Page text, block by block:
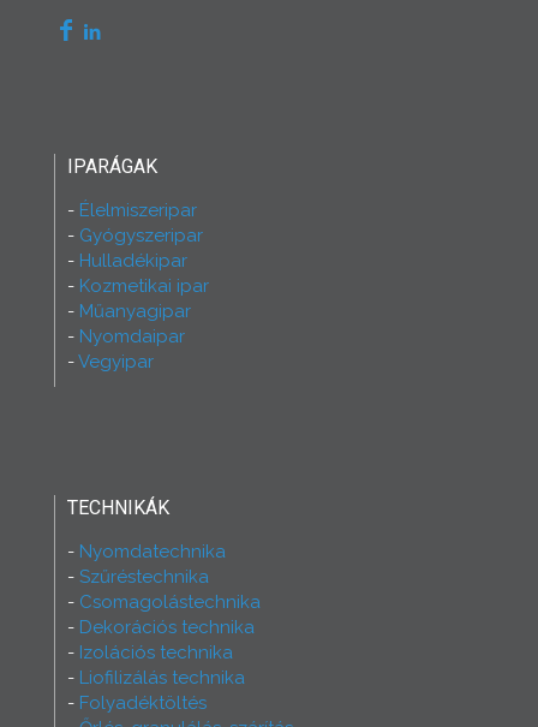
IPARÁGAK
Élelmiszeripar
Gyógyszeripar
Hulladékipar
Kozmetikai ipar
Műanyagipar
Nyomdaipar
Vegyipar
TECHNIKÁK
Nyomdatechnika
Szűréstechnika
Csomagolástechnika
Dekorációs technika
Izolációs technika
Liofilizálás technika
Folyadéktöltés